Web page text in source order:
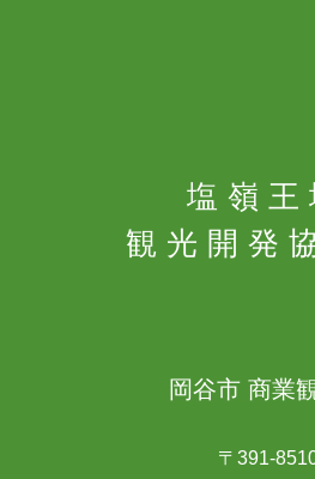
塩嶺王
観光開発
岡谷市 商業
〒391-